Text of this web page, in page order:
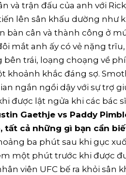
và trận đấu của anh với
lên sân khấu dường như
bàn cân và thành công ở
mắt anh ấy có vẻ nặng
bên trái, loạng choạng về
khoảnh khắc đáng sợ.
ngắn ngồi dậy với sự trợ
được lật ngửa khi các bác
Gaethje vs Paddy
tất cả những gì bạn cần
ba phút sau khi gục
một phút trước khi được
viên UFC bế ra khỏi sân